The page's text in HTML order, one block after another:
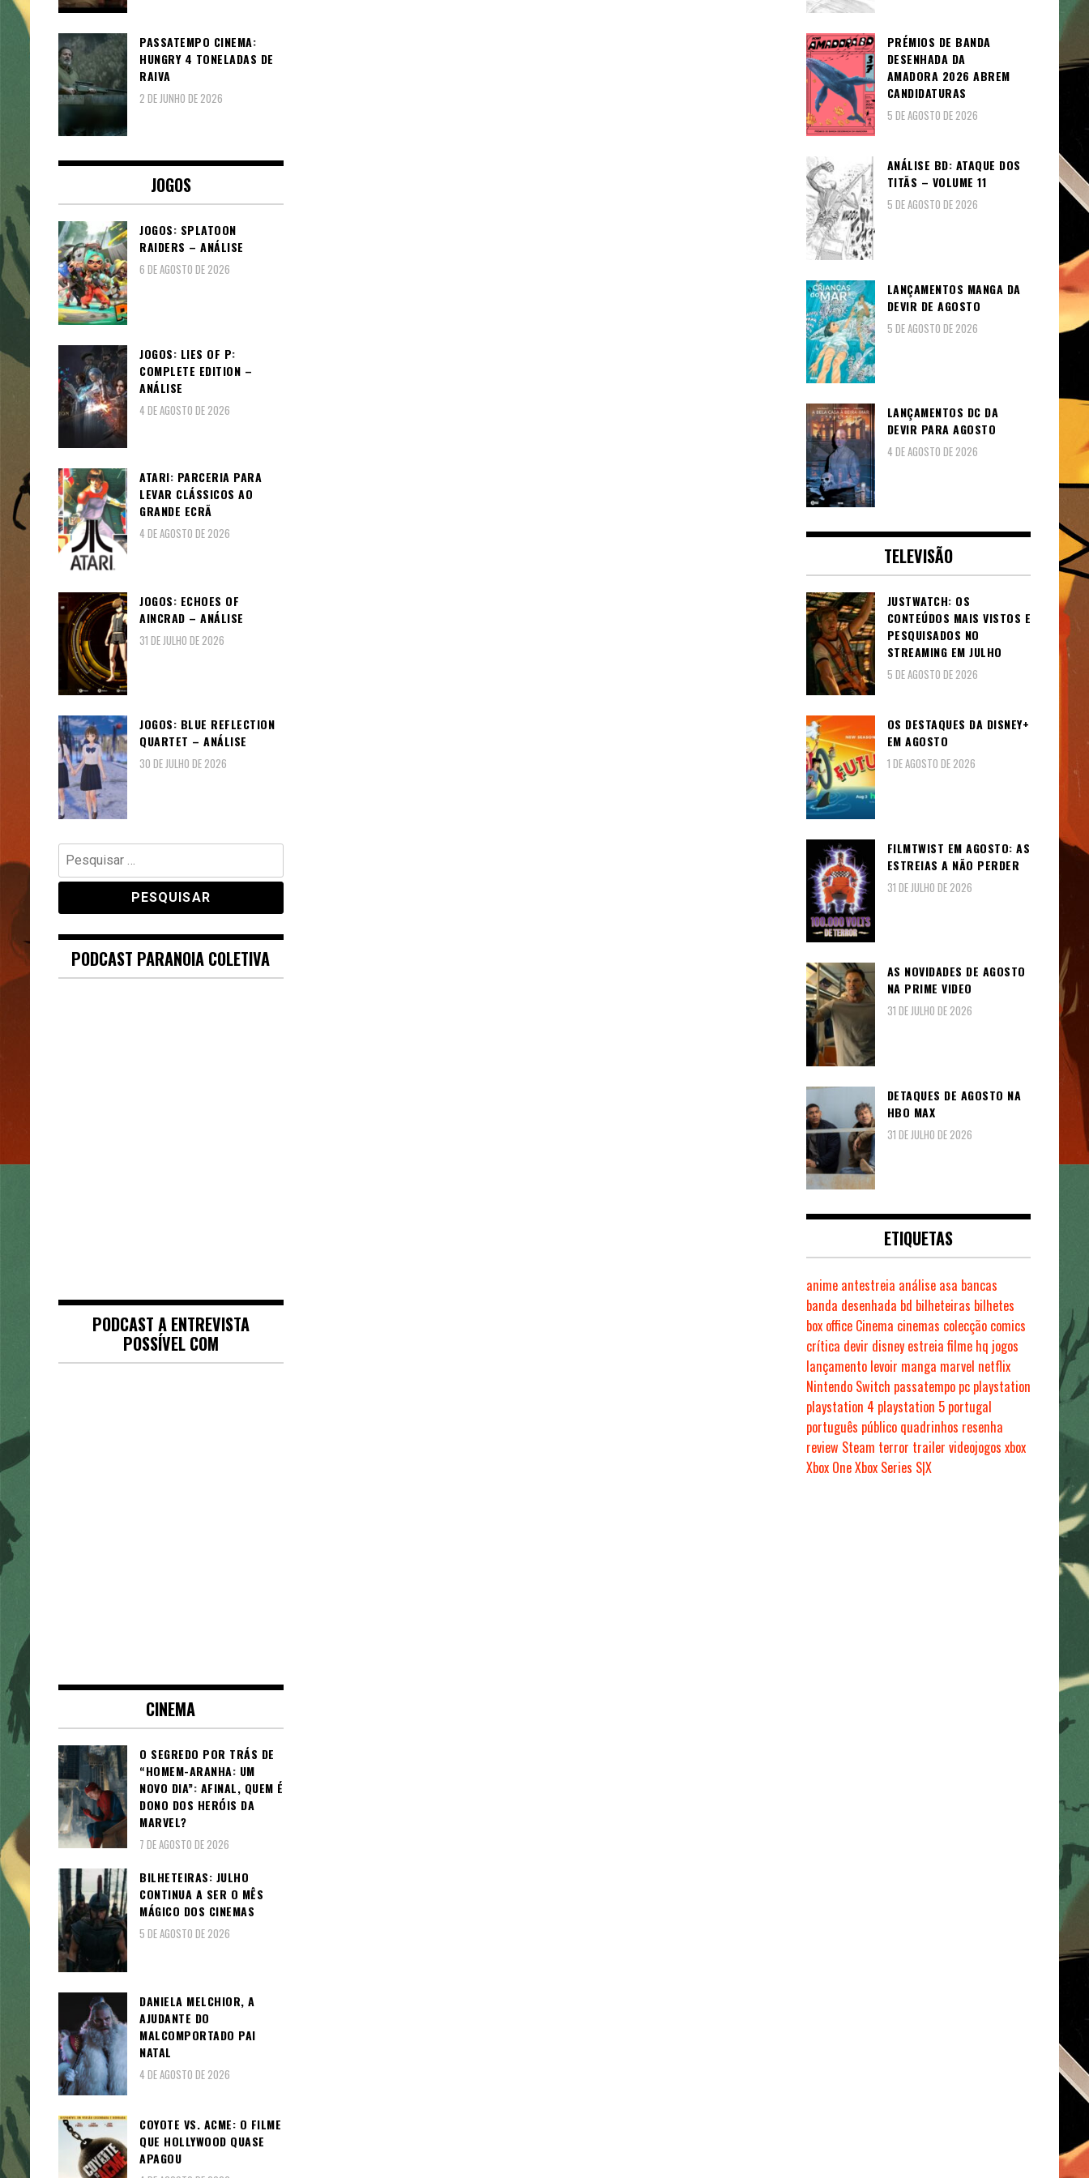
PASSATEMPO CINEMA:
HUNGRY 4 TONELADAS DE
RAIVA
2 DE JUNHO DE 2026
JOGOS
JOGOS: SPLATOON
RAIDERS – ANÁLISE
6 DE AGOSTO DE 2026
JOGOS: LIES OF P:
COMPLETE EDITION –
ANÁLISE
4 DE AGOSTO DE 2026
ATARI: PARCERIA PARA
LEVAR CLÁSSICOS AO
GRANDE ECRÃ
4 DE AGOSTO DE 2026
JOGOS: ECHOES OF
AINCRAD – ANÁLISE
31 DE JULHO DE 2026
JOGOS: BLUE REFLECTION
QUARTET – ANÁLISE
30 DE JULHO DE 2026
Pesquisar
por:
PODCAST PARANOIA COLETIVA
PODCAST A ENTREVISTA
POSSÍVEL COM
CINEMA
O SEGREDO POR TRÁS DE
“HOMEM-ARANHA: UM
NOVO DIA”: AFINAL, QUEM É
DONO DOS HERÓIS DA
MARVEL?
7 DE AGOSTO DE 2026
BILHETEIRAS: JULHO
CONTINUA A SER O MÊS
MÁGICO DOS CINEMAS
5 DE AGOSTO DE 2026
DANIELA MELCHIOR, A
AJUDANTE DO
MALCOMPORTADO PAI
NATAL
4 DE AGOSTO DE 2026
COYOTE VS. ACME: O FILME
QUE HOLLYWOOD QUASE
APAGOU
PRÉMIOS DE BANDA
DESENHADA DA
AMADORA 2026 ABREM
CANDIDATURAS
5 DE AGOSTO DE 2026
ANÁLISE BD: ATAQUE DOS
TITÃS – VOLUME 11
5 DE AGOSTO DE 2026
LANÇAMENTOS MANGA DA
DEVIR DE AGOSTO
5 DE AGOSTO DE 2026
LANÇAMENTOS DC DA
DEVIR PARA AGOSTO
4 DE AGOSTO DE 2026
TELEVISÃO
JUSTWATCH: OS
CONTEÚDOS MAIS VISTOS E
PESQUISADOS NO
STREAMING EM JULHO
5 DE AGOSTO DE 2026
OS DESTAQUES DA DISNEY+
EM AGOSTO
1 DE AGOSTO DE 2026
FILMTWIST EM AGOSTO: AS
ESTREIAS A NÃO PERDER
31 DE JULHO DE 2026
AS NOVIDADES DE AGOSTO
NA PRIME VIDEO
31 DE JULHO DE 2026
DETAQUES DE AGOSTO NA
HBO MAX
31 DE JULHO DE 2026
ETIQUETAS
anime antestreia análise asa bancas
banda desenhada bd bilheteiras bilhetes
box office Cinema cinemas colecção comics
crítica devir disney estreiafilme hq jogos
lançamento levoir manga marvel netflix
Nintendo Switch passatempo pc playstation
playstation 4 playstation 5 portugal
português público quadrinhos resenha
review Steam terror trailer videojogos xbox
Xbox OneXbox Series S|X